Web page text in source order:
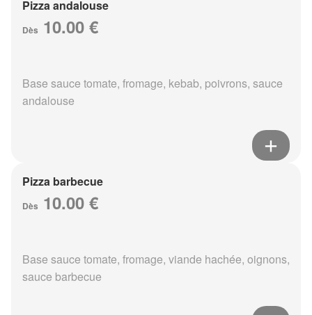
Pizza andalouse
Dès 10.00 €
Base sauce tomate, fromage, kebab, poivrons, sauce
andalouse
Pizza barbecue
Dès 10.00 €
Base sauce tomate, fromage, viande hachée, oignons,
sauce barbecue